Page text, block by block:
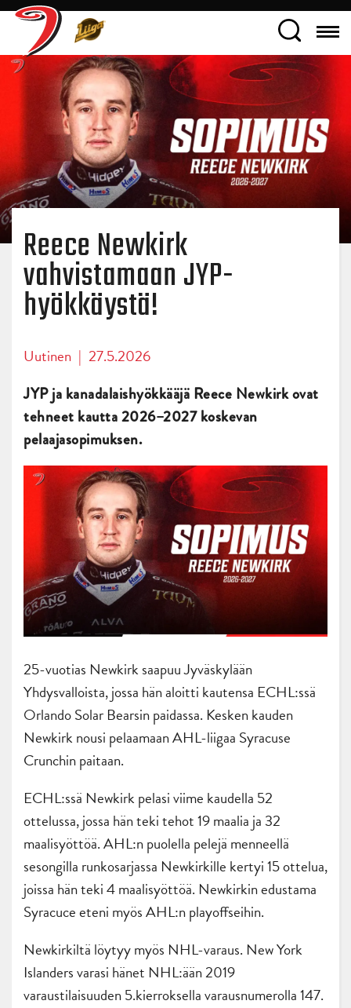
Reece Newkirk
vahvistamaan JYP-
hyökkäystä!
Uutinen | 27.5.2026
JYP ja kanadalaishyökkääjä Reece Newkirk ovat
tehneet kautta 2026–2027 koskevan
pelaajasopimuksen.
25-vuotias Newkirk saapuu Jyväskylään
Yhdysvalloista, jossa hän aloitti kautensa ECHL:ssä
Orlando Solar Bearsin paidassa. Kesken kauden
Newkirk nousi pelaamaan AHL-liigaa Syracuse
Crunchin paitaan.
ECHL:ssä Newkirk pelasi viime kaudella 52
ottelussa, jossa hän teki tehot 19 maalia ja 32
maalisyöttöä. AHL:n puolella pelejä menneellä
sesongilla runkosarjassa Newkirkille kertyi 15 ottelua,
joissa hän teki 4 maalisyöttöä. Newkirkin edustama
Syracuce eteni myös AHL:n playoffseihin.
Newkirkiltä löytyy myös NHL-varaus. New York
Islanders varasi hänet NHL:ään 2019
varaustilaisuuden 5.kierroksella varausnumerolla 147.